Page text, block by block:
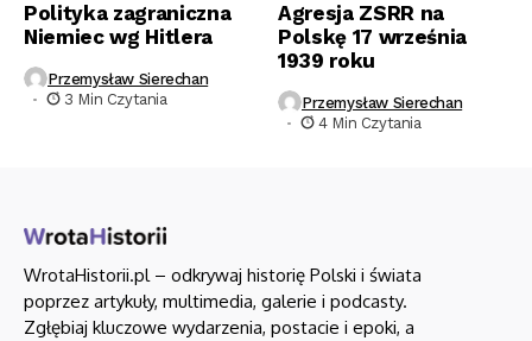
Polityka zagraniczna
Niemiec wg Hitlera
Przemysław Sierechan
3 Min Czytania
Agresja ZSRR na
Polskę 17 września
1939 roku
Przemysław Sierechan
4 Min Czytania
WrotaHistorii.pl – odkrywaj historię Polski i świata
poprzez artykuły, multimedia, galerie i podcasty.
Zgłębiaj kluczowe wydarzenia, postacie i epoki, a